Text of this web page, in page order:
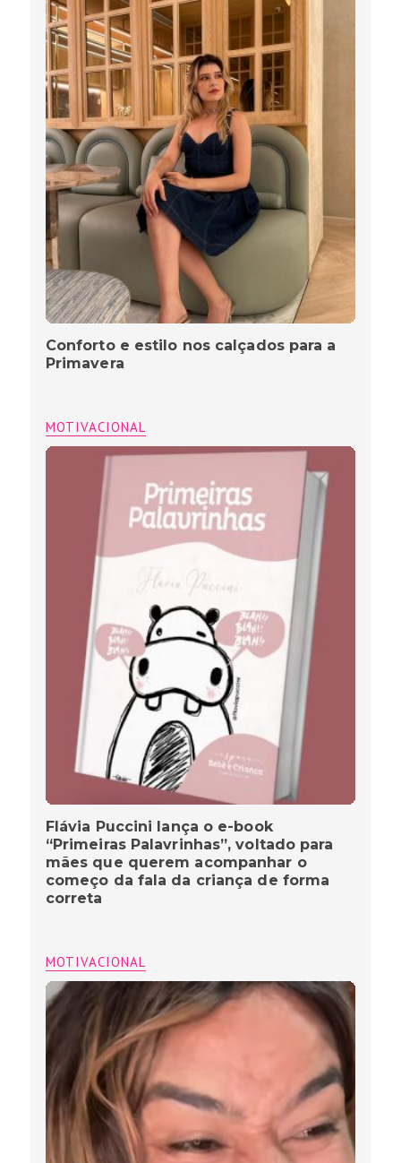
Conforto e estilo nos calçados para a
Primavera
MOTIVACIONAL
Flávia Puccini lança o e-book
“Primeiras Palavrinhas”, voltado para
mães que querem acompanhar o
começo da fala da criança de forma
correta
MOTIVACIONAL